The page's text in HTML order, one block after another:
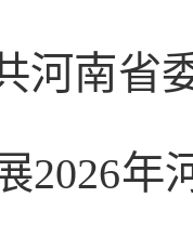
河南省
2026年